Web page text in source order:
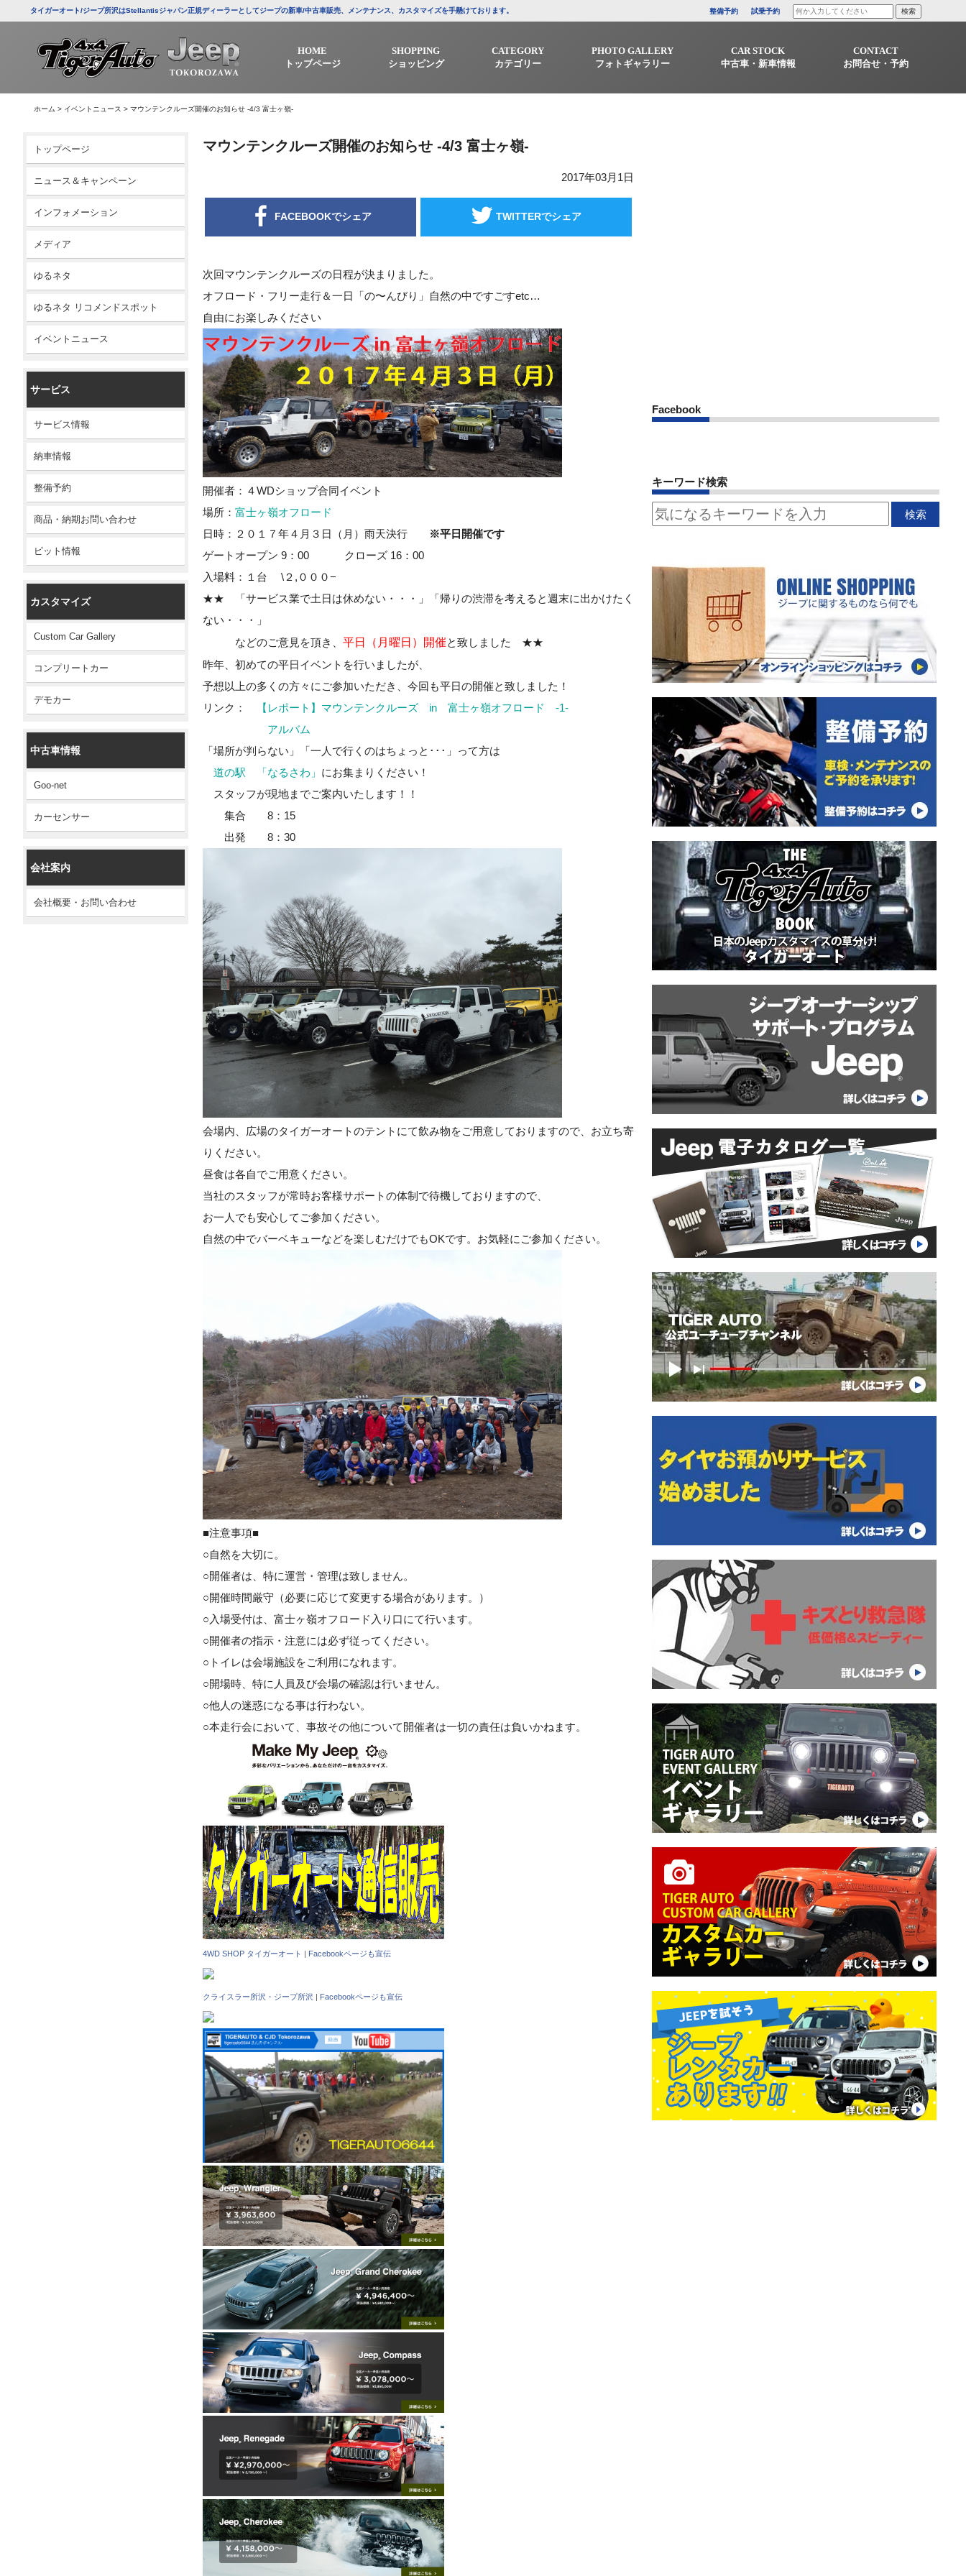
タイガーオート/ジープ所沢はStellantisジャパン正規ディーラーとしてジープの新車/中古車販売、メンテナンス、カスタマイズを手懸けております。 整備予約 試乗予約
HOME
トップページ
SHOPPING
ショッピング
CATEGORY
カテゴリー
PHOTO GALLERY
フォトギャラリー
CAR STOCK
中古車・新車情報
CONTACT
お問合せ・予約
ホーム > イベントニュース > マウンテンクルーズ開催のお知らせ -4/3 富士ヶ嶺-
トップページ
ニュース＆キャンペーン
インフォメーション
メディア
ゆるネタ
ゆるネタ リコメンドスポット
イベントニュース
サービス
サービス情報
納車情報
整備予約
商品・納期お問い合わせ
ピット情報
カスタマイズ
Custom Car Gallery
コンプリートカー
デモカー
中古車情報
Goo-net
カーセンサー
会社案内
会社概要・お問い合わせ
マウンテンクルーズ開催のお知らせ -4/3 富士ヶ嶺-
2017年03月1日
FACEBOOKでシェア TWITTERでシェア
次回マウンテンクルーズの日程が決まりました。
オフロード・フリー走行＆一日「の〜んびり」自然の中ですごすetc…
自由にお楽しみください
開催者：４WDショップ合同イベント
場所：富士ヶ嶺オフロード
日時：２０１７年４月３日（月）雨天決行 ※平日開催です
ゲートオープン 9：00 クローズ 16：00
入場料：１台 \２,０００−
★★ 「サービス業で土日は休めない・・・」「帰りの渋滞を考えると週末に出かけたく
ない・・・」
などのご意見を頂き、平日（月曜日）開催と致しました ★★
昨年、初めての平日イベントを行いましたが、
予想以上の多くの方々にご参加いただき、今回も平日の開催と致しました！
リンク：
【レポート】マウンテンクルーズ in 富士ヶ嶺オフロード -1-
アルバム
「場所が判らない」「一人で行くのはちょっと･･･」って方は
道の駅 「なるさわ」 にお集まりください！
スタッフが現地までご案内いたします！！
集合 8：15
出発 8：30
会場内、広場のタイガーオートのテントにて飲み物をご用意しておりますので、お立ち寄
りください。
昼食は各自でご用意ください。
当社のスタッフが常時お客様サポートの体制で待機しておりますので、
お一人でも安心してご参加ください。
自然の中でバーベキューなどを楽しむだけでもOKです。お気軽にご参加ください。
■注意事項■
○自然を大切に。
○開催者は、特に運営・管理は致しません。
○開催時間厳守（必要に応じて変更する場合があります。）
○入場受付は、富士ヶ嶺オフロード入り口にて行います。
○開催者の指示・注意には必ず従ってください。
○トイレは会場施設をご利用になれます。
○開場時、特に人員及び会場の確認は行いません。
○他人の迷惑になる事は行わない。
○本走行会において、事故その他について開催者は一切の責任は負いかねます。
4WD SHOP タイガーオート | Facebookページも宣伝
クライスラー所沢・ジープ所沢 | Facebookページも宣伝
Facebook
キーワード検索